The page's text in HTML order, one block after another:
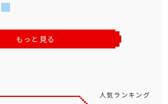
もっと見る
人気ランキング